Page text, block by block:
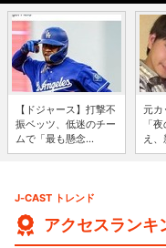
【ドジャース】打撃不
振ベッツ、低迷のチー
ムで「最も懸念...
元カ
「
え
J-CAST トレンド
アクセスランキ